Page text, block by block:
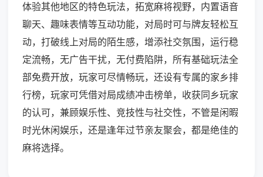
体验其他地区的特色玩法，拓宽麻将视野，内置语音
聊天、趣味表情等互动功能，对局时可与牌友轻松互
动，打破线上对局的陌生感，增添社交氛围，运行稳
定流畅，无广告干扰，无付费陷阱，所有基础玩法全
部免费开放，玩家可尽情畅玩，还设有专属的家乡排
行榜，玩家可凭借对局成绩冲击榜单，收获同乡玩家
的认可，兼顾娱乐性、竞技性与社交性，不管是闲暇
时光休闲娱乐，还是逢年过节亲友聚会，都是绝佳的
麻将选择。